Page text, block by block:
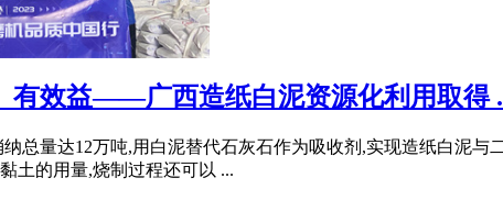
有效益——广西造纸白泥资源化利用取得
总量达12万吨,用白泥替代石灰石作为吸收剂,实现造纸白泥
土的用量,烧制过程还可以 ...